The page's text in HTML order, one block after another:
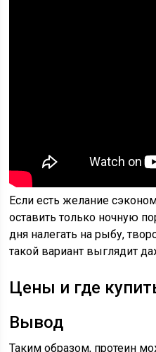
Если есть желание
оставить только ночную
дня налегать на рыбу,
такой вариант выглядит
Цены и где
Вывод
Таким образом, протеин